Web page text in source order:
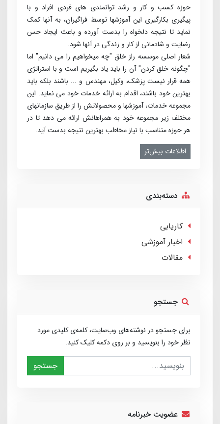
حوزه کسب­ و کار و رشد توانمندی ­های فردی افراد و با
پیگیری بکارگیری این آموزش­ها توسط فراگیران، به آنها کمک
نماید تا نتیجه دلخواه را بدست آورده و باعث ایجاد حس
رضایت و شادمانی از کار و زندگی در آنها شود.
شعار اصلی موسسه راز خلق "چه می­خواهیم را می­ دانیم" اما
"چگونه خلق کردن" آن را باید یاد بگیریم است و با استراتژی
همه قرار نیست پزشک، وکیل، مهندس و ... باشند بلکه باید
بهترین خود باشند، اقدام به ارائه خدمات خود می­ نماید. این
مجموعه خدمات، آموزش­ها و محصولاتش را از طریق سازمان­های
مختلف زیر مجموعه خود به همراهانش ارائه می­ دهد تا در
هر حوزه متناسب با نیاز مخاطب بهترین نتیجه بدست آید.
اطلاعات بیش‌تر
دسته‌بندی
کاریابی
اخبار آموزشی
مقالات
جستجو
برای جستجو در نوشته‌های وب‌سایت، کلمه‌ی کلیدی مورد
نظر خود را بنویسید و بر روی دکمه کلیک کنید.
جستجو
عضویت خبرنامه